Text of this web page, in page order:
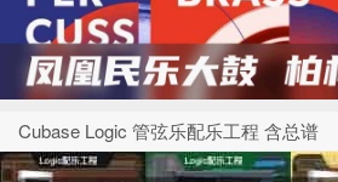
Cubase Logic 管弦乐配乐工程 含总谱